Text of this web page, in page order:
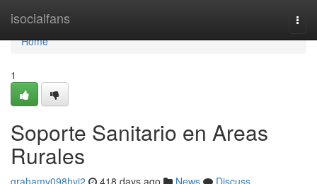
isocialfans
Home
Home
1
Soporte Sanitario en Areas
Rurales
grahamv098hvi2 418 days ago News
Discuss